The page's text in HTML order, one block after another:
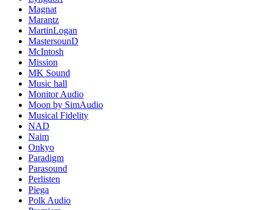
Magnat
Marantz
MartinLogan
MastersounD
McIntosh
Mission
MK Sound
Music hall
Monitor Audio
Moon by SimAudio
Musical Fidelity
NAD
Naim
Onkyo
Paradigm
Parasound
Perlisten
Piega
Polk Audio